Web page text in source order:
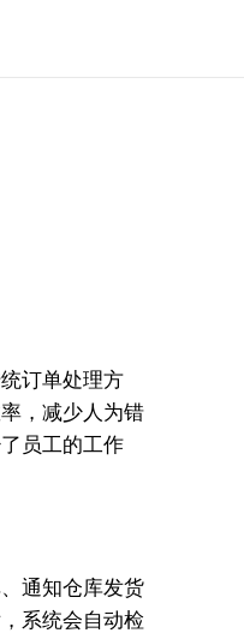
订单处理方
，减少人为错
员工的工作
通知仓库发货
系统会自动检